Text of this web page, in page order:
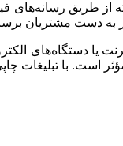
طریق رسانه‌های
به دست مشتریان
یا
با تبلیغات